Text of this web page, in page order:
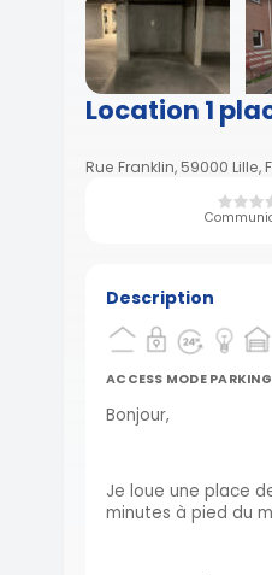
Location 1
Rue Franklin, 59000 Lille,
Description
ACCESS MODE PARKING
Bonjour,
Je loue une place
minutes à pied du